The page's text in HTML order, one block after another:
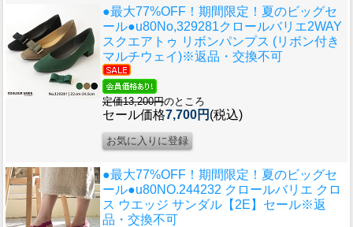
●最大77%OFF！期間限定！夏のビッグセ
ール●u80No,329281クロールバリエ2WAY
スクエアトゥ リボンパンプス (リボン付き
マルチウェイ)※返品・交換不可
定価13,200円のところ
セール価格7,700円 (税込)
●最大77%OFF！期間限定！夏のビッグセ
ール●u80NO.244232 クロールバリエ クロ
ス ウエッジ サンダル【2E】セール※返
品・交換不可